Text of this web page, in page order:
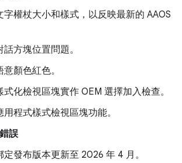
字權杖大小和樣式，以反映最新的 AAOS
話方塊位置問題。
顏色紅色。
式化檢視區塊實作 OEM 選擇加入檢查。
用程式樣式檢視區塊功能。
誤
定發布版本更新至 2026 年 4 月。